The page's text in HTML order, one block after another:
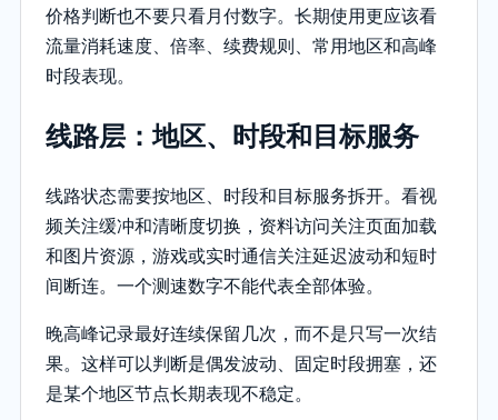
价格判断也不要只看月付数字。长期使用更应该看
流量消耗速度、倍率、续费规则、常用地区和高峰
时段表现。
线路层：地区、时段和目标服务
线路状态需要按地区、时段和目标服务拆开。看视
频关注缓冲和清晰度切换，资料访问关注页面加载
和图片资源，游戏或实时通信关注延迟波动和短时
间断连。一个测速数字不能代表全部体验。
晚高峰记录最好连续保留几次，而不是只写一次结
果。这样可以判断是偶发波动、固定时段拥塞，还
是某个地区节点长期表现不稳定。